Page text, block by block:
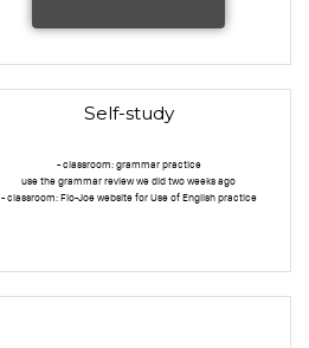
Self-study
- classroom: grammar practice
use the grammar review we did two weeks ago
- classroom: Flo-Joe website for Use of English practice